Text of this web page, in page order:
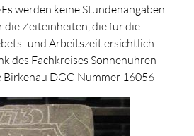
werden keine Stundenangaben
die Zeiteinheiten, die für die
und Arbeitszeit ersichtlich
des Fachkreises Sonnenuhren
Birkenau DGC-Nummer 16056